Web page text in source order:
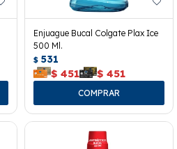
Enjuague Bucal Colgate Plax Ice
500 Ml.
$ 531
$ 451 $ 451